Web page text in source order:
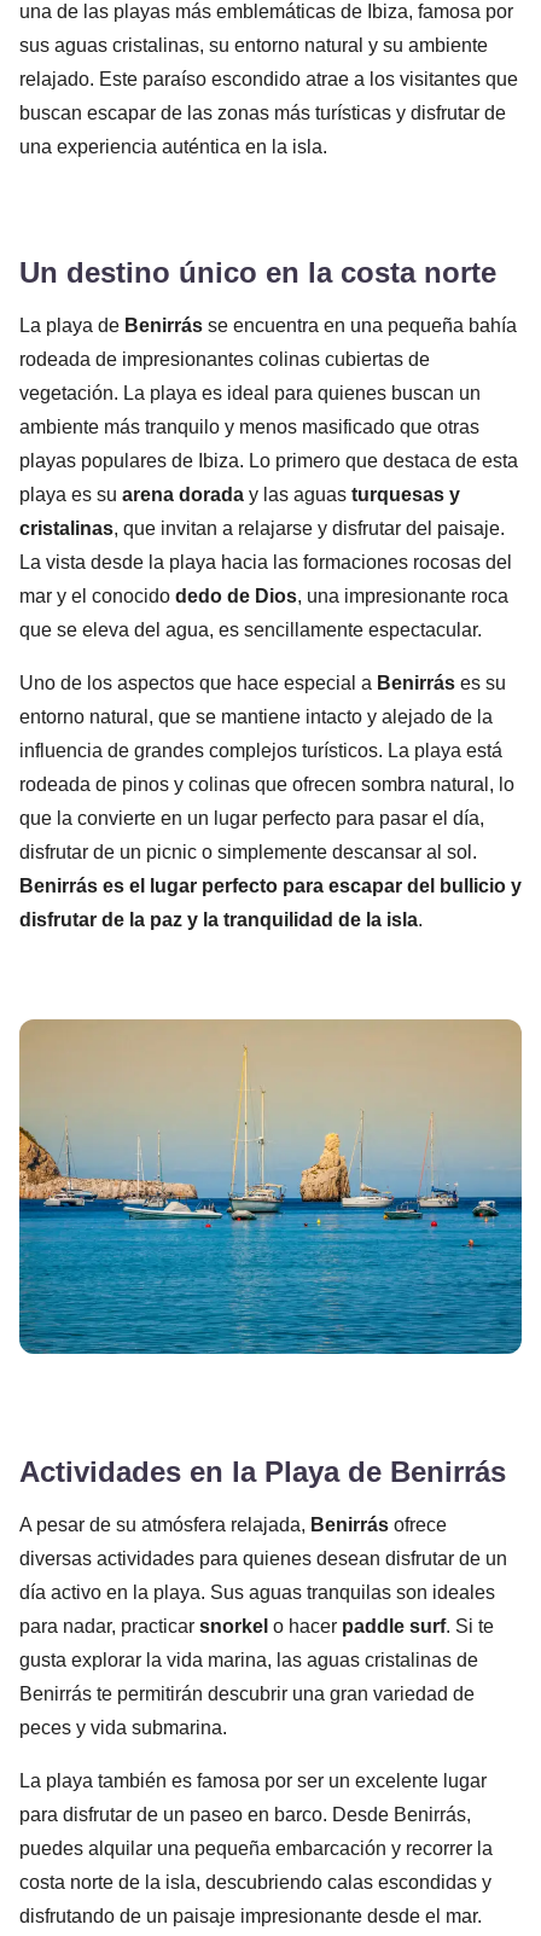
una de las playas más emblemáticas de Ibiza, famosa por
sus aguas cristalinas, su entorno natural y su ambiente
relajado. Este paraíso escondido atrae a los visitantes que
buscan escapar de las zonas más turísticas y disfrutar de
una experiencia auténtica en la isla.
Un destino único en la costa norte
La playa de Benirrás se encuentra en una pequeña bahía
rodeada de impresionantes colinas cubiertas de
vegetación. La playa es ideal para quienes buscan un
ambiente más tranquilo y menos masificado que otras
playas populares de Ibiza. Lo primero que destaca de esta
playa es su arena dorada y las aguas turquesas y
cristalinas, que invitan a relajarse y disfrutar del paisaje.
La vista desde la playa hacia las formaciones rocosas del
mar y el conocido dedo de Dios, una impresionante roca
que se eleva del agua, es sencillamente espectacular.
Uno de los aspectos que hace especial a Benirrás es su
entorno natural, que se mantiene intacto y alejado de la
influencia de grandes complejos turísticos. La playa está
rodeada de pinos y colinas que ofrecen sombra natural, lo
que la convierte en un lugar perfecto para pasar el día,
disfrutar de un picnic o simplemente descansar al sol.
Benirrás es el lugar perfecto para escapar del bullicio y
disfrutar de la paz y la tranquilidad de la isla.
Actividades en la Playa de Benirrás
A pesar de su atmósfera relajada, Benirrás ofrece
diversas actividades para quienes desean disfrutar de un
día activo en la playa. Sus aguas tranquilas son ideales
para nadar, practicar snorkel o hacer paddle surf. Si te
gusta explorar la vida marina, las aguas cristalinas de
Benirrás te permitirán descubrir una gran variedad de
peces y vida submarina.
La playa también es famosa por ser un excelente lugar
para disfrutar de un paseo en barco. Desde Benirrás,
puedes alquilar una pequeña embarcación y recorrer la
costa norte de la isla, descubriendo calas escondidas y
disfrutando de un paisaje impresionante desde el mar.